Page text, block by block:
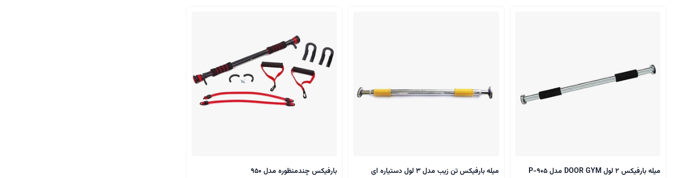
میله بارفیکس 2 لول DOOR GYM مدل P-905 میله بارفیکس تن زیب مدل 3 لول دستیاره ای بارفیکس چندمنظوره مدل 950